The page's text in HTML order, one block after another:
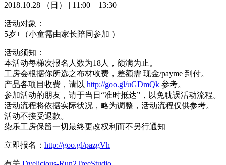
2018.10.28 （日） | 11:00 – 13:30
活动对象：
5岁+（小童需由家长陪同参加 ）
活动须知：
本活动每梯次报名人数为18人，额满为止。
工房会根据你所选之布材收费，差额需 现金/payme 到付。
产品各项目收费，请以 http://goo.gl/uGDmQk 参考。
参加活动的朋友，请于当日“准时抵达”，以免耽误活动流程。
活动流程将依据实际状况，略为调整，活动流程仅供参考。
活动不接受退款。
染乐工房保留一切最终更改权利而不另行通知
立即报名： http://goo.gl/pazgVh